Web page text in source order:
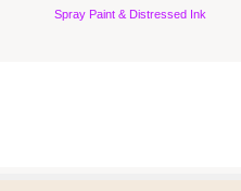
Spray Paint & Distressed Ink